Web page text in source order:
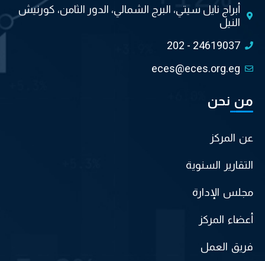
أبراج نايل سيتي، البرج الشمالي، الدور الثامن، كورنيش
النيل
202 - 24619037
eces@eces.org.eg
من نحن
عن المركز
التقارير السنوية
مجلس الإدارة
أعضاء المركز
فريق العمل